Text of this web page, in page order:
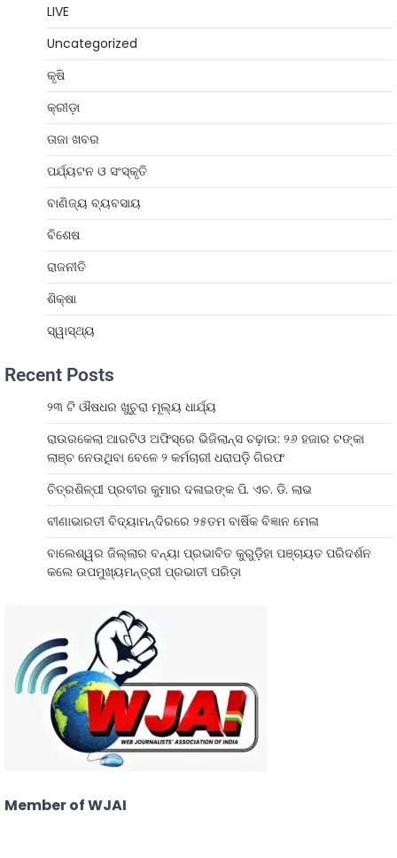
LIVE
Uncategorized
କୃଷି
କ୍ରୀଡ଼ା
ତାଜା ଖବର
ପର୍ଯ୍ୟଟନ ଓ ସଂସ୍କୃତି
ବାଣିଜ୍ୟ ବ୍ୟବସାୟ
ବିଶେଷ
ରାଜନୀତି
ଶିକ୍ଷା
ସ୍ୱାସ୍ଥ୍ୟ
Recent Posts
୨୩ ଟି ଔଷଧର ଖୁଚୁରା ମୂଲ୍ୟ ଧାର୍ଯ୍ୟ
ରାଉରକେଲା ଆରଟିଓ ଅଫିସ୍‌ରେ ଭିଜିଲାନ୍ସ ଚଢ଼ାଉ: ୨୬ ହଜାର ଟଙ୍କା
ଲାଞ୍ଚ ନେଉଥିବା ବେଳେ ୨ କର୍ମଚାରୀ ଧରାପଡ଼ି ଗିରଫ
ଚିତ୍ରଶିଳ୍ପୀ ପ୍ରବୀର କୁମାର ଦଳାଇଙ୍କ ପି. ଏଚ. ଡି. ଲାଭ
ବୀଣାଭାରତୀ ବିଦ୍ୟାମନ୍ଦିରରେ ୨୫ତମ ବାର୍ଷିକ ବିଜ୍ଞାନ ମେଳା
ବାଲେଶ୍ୱର ଜିଲ୍ଲାର ବନ୍ୟା ପ୍ରଭାବିତ କୁରୁଡ଼ିହା ପଞ୍ଚାୟତ ପରିଦର୍ଶନ
କଲେ ଉପମୁଖ୍ୟମନ୍ତ୍ରୀ ପ୍ରଭାତୀ ପରିଡ଼ା
Member of WJAI